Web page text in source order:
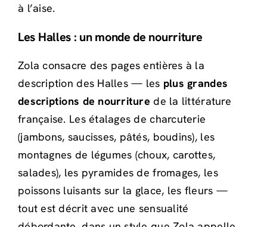
à l’aise.
Les Halles : un monde de nourriture
Zola consacre des pages entières à la
description des Halles — les plus grandes
descriptions de nourriture de la littérature
française. Les étalages de charcuterie
(jambons, saucisses, pâtés, boudins), les
montagnes de légumes (choux, carottes,
salades), les pyramides de fromages, les
poissons luisants sur la glace, les fleurs —
tout est décrit avec une sensualité